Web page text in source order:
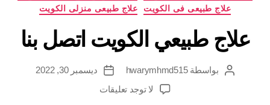
علاج طبيعى فى الكويت
علاج طبيعى منزلى الكويت
علاج طبيعي الكويت اتصل بنا
كاتببواسطةhwarymhmd515
تاريخ
المقالة
ديسمبر 30, 2022
لا توجد تعليقات